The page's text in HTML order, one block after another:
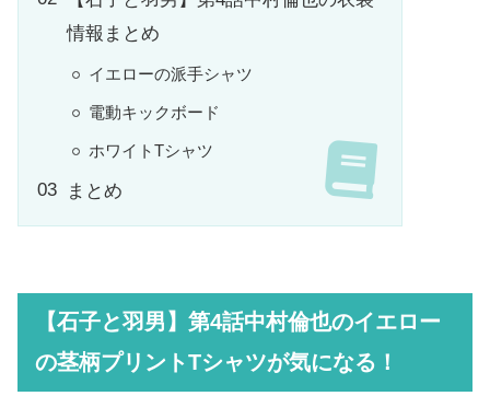
情報まとめ
イエローの派手シャツ
電動キックボード
ホワイトTシャツ
まとめ
【石子と羽男】第4話中村倫也のイエロー
の茎柄プリントTシャツが気になる！